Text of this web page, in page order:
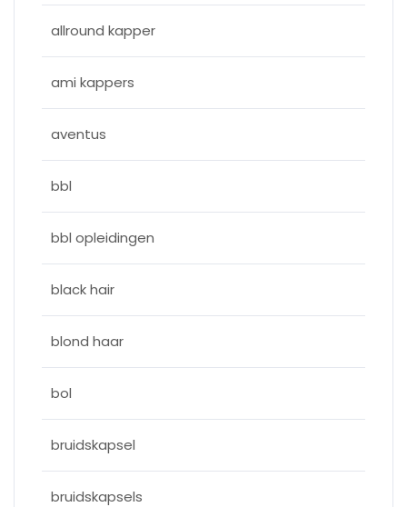
allround kapper
ami kappers
aventus
bbl
bbl opleidingen
black hair
blond haar
bol
bruidskapsel
bruidskapsels